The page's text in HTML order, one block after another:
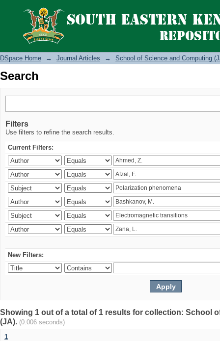
Search
DSpace Home → Journal Articles → School of Science and Computing
Search
Filters
Use filters to refine the search results.
Current Filters:
New Filters:
Showing 1 out of a total of 1 results for collection: School
(JA). (0.006 seconds)
1